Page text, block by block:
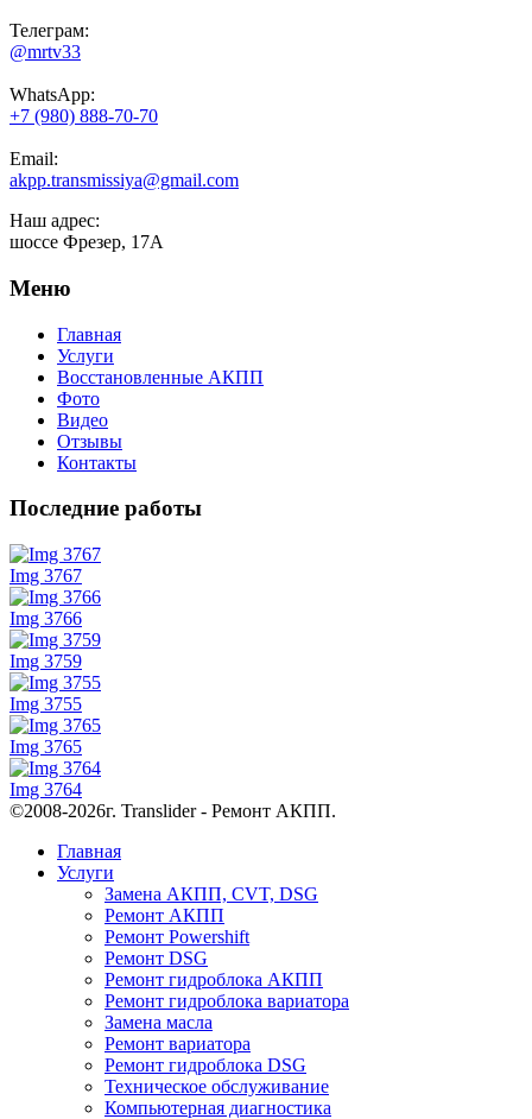
Телеграм:
@mrtv33
WhatsApp:
+7 (980) 888-70-70
Email:
akpp.transmissiya@gmail.com
Наш адрес:
шоссе Фрезер, 17А
Меню
Главная
Услуги
Восстановленные АКПП
Фото
Видео
Отзывы
Контакты
Последние работы
Img 3767
Img 3766
Img 3759
Img 3755
Img 3765
Img 3764
©2008-2026г. Translider - Ремонт АКПП.
Главная
Услуги
Замена АКПП, CVT, DSG
Ремонт АКПП
Ремонт Powershift
Ремонт DSG
Ремонт гидроблока АКПП
Ремонт гидроблока вариатора
Замена масла
Ремонт вариатора
Ремонт гидроблока DSG
Техническое обслуживание
Компьютерная диагностика